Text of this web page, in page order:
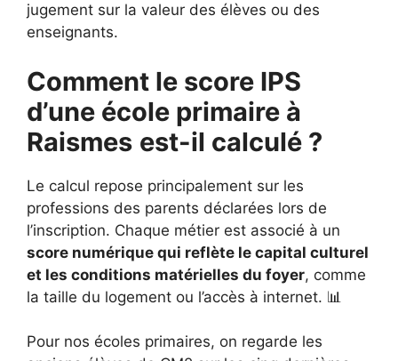
jugement sur la valeur des élèves ou des
enseignants.
Comment le score IPS
d’une école primaire à
Raismes est-il calculé ?
Le calcul repose principalement sur les
professions des parents déclarées lors de
l’inscription. Chaque métier est associé à un
score numérique qui reflète le capital culturel
et les conditions matérielles du foyer, comme
la taille du logement ou l’accès à internet. 📊
Pour nos écoles primaires, on regarde les